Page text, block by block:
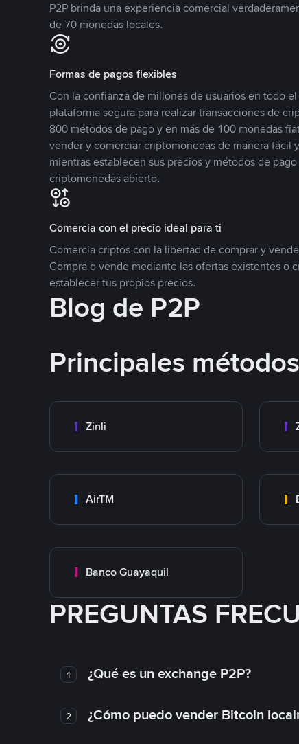
P2P brinda una experiencia comercial
de 70 monedas locales.
Formas de pagos flexibles
Con la confianza de millones de usuarios en todo
plataforma segura para realizar transacciones de
800 métodos de pago y en más de 100 monedas
vender y comerciar criptomonedas de manera fácil
mientras establecen sus precios y métodos de
criptomonedas abierto.
Comercia con el precio ideal para ti
Comercia criptos con la libertad de comprar y
Compra o vende mediante las ofertas existentes o
establecer tus propios precios.
Blog de P2P
Principales
Zinli
AirTM
Banco Guayaquil
PREGUNTAS
1 ¿Qué es un exchange P2P?
2 ¿Cómo puedo vender Bitcoin